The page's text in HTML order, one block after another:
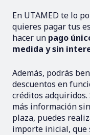
En UTAMED te lo
quieres pagar tus
hacer un pago
medida y sin
Además, podrás
descuentos en
créditos
más información
plaza, puedes
importe inicial, que